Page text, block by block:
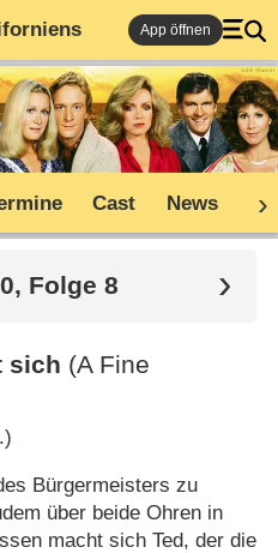
App öffnen
Cast News
Folge 8
sich (A Fine
Bürgermeisters zu
über beide Ohren in
macht sich Ted, der die